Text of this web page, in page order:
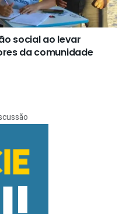
social ao levar
da comunidade